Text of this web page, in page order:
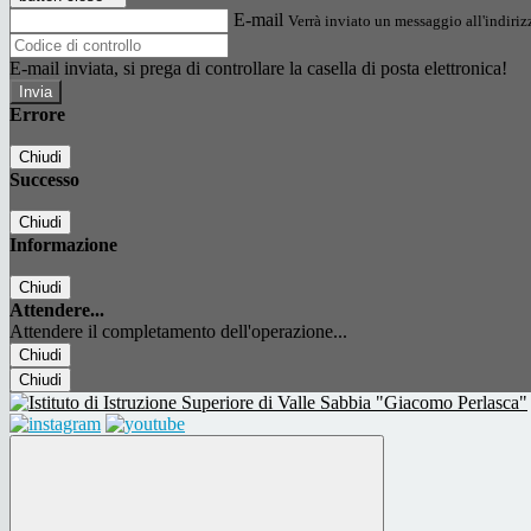
E-mail Verrà inviato un messaggio
E-mail inviata, si prega di controllare la casella di posta elettronica!
Errore
Chiudi
Successo
Chiudi
Informazione
Chiudi
Attendere...
Attendere il completamento dell'operazione...
Chiudi
Chiudi